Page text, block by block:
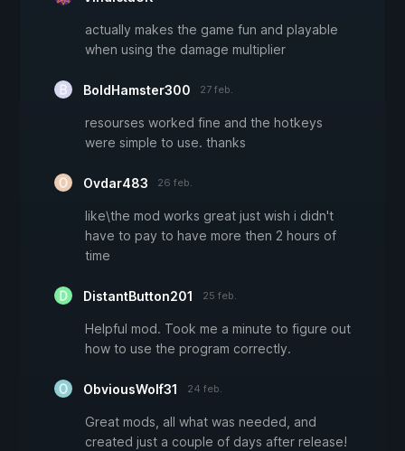
actually makes the game fun and playable
when using the damage multiplier
BoldHamster300 27 feb.
resourses worked fine and the hotkeys
were simple to use. thanks
Ovdar483 26 feb.
like\the mod works great just wish i didn't
have to pay to have more then 2 hours of
time
DistantButton201 25 feb.
Helpful mod. Took me a minute to figure out
how to use the program correctly.
ObviousWolf31 24 feb.
Great mods, all what was needed, and
created just a couple of days after release!